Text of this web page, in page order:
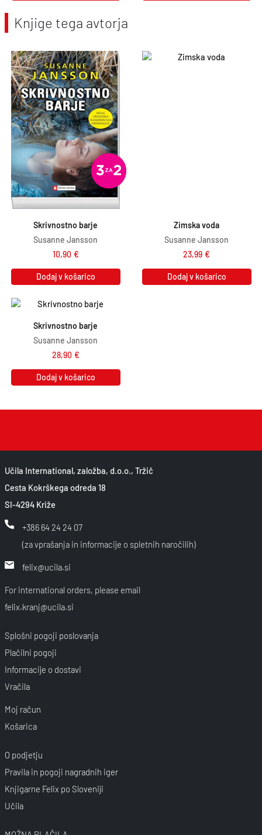
Knjige tega avtorja
Skrivnostno barje
Susanne Jansson
10,90 €
Dodaj v košarico
Zimska voda
Susanne Jansson
23,99 €
Dodaj v košarico
Skrivnostno barje
Susanne Jansson
28,90 €
Dodaj v košarico
Učila International, založba, d.o.o., Tržič
Cesta Kokrškega odreda 18
SI-4294 Križe
+386 64 24 24 07
(za vprašanja in informacije o spletnih naročilih)
felix@ucila.si
For international orders, please email
felix.kranj@ucila.si
Splošni pogoji poslovanja
Plačilni pogoji
Informacije o dostavi
Vračila
Moj račun
Košarica
O podjetju
Pravila in pogoji nagradnih iger
Knjigarne Felix po Sloveniji
Učila